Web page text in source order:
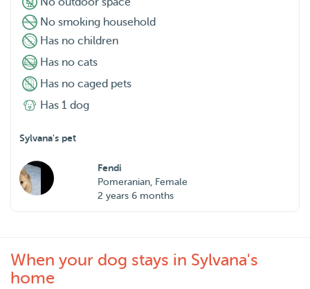
No smoking household
Has no children
Has no cats
Has no caged pets
Has 1 dog
Sylvana's pet
Fendi
Pomeranian, Female
2 years 6 months
When your dog stays in Sylvana's
home